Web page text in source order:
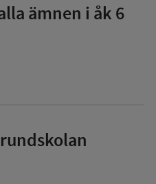
ämnen i åk 6